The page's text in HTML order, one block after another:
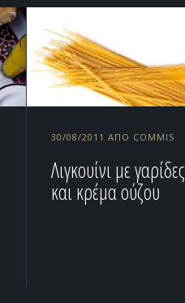
30/08/2011 ΑΠΌ COMMIS
Λιγκουίνι με γαρίδες
και κρέμα ούζου